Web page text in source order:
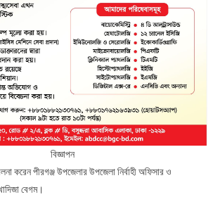
বিজ্ঞাপন
করেন পীরগঞ্জ উপজেলার উপজেলা নির্বাহী অফিসার ও
বেগম।